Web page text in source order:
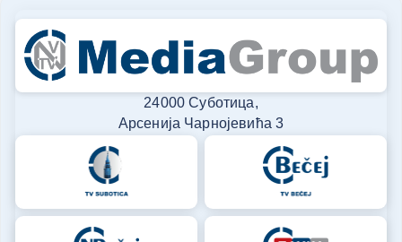
24000 Суботица,
Арсенија Чарнојевића 3